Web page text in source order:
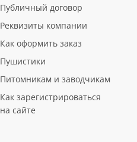
Публичный договор
Реквизиты компании
Как оформить заказ
Пушистики
Питомникам и заводчикам
Как зарегистрироваться
на сайте